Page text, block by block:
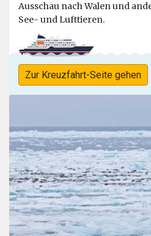
Ausschau nach Walen und
See- und Lufttieren.
Zur Kreuzfahrt-Seite gehen